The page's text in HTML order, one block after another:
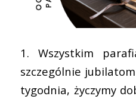
1. Wszystkim
szczególnie
tygodnia, życzymy